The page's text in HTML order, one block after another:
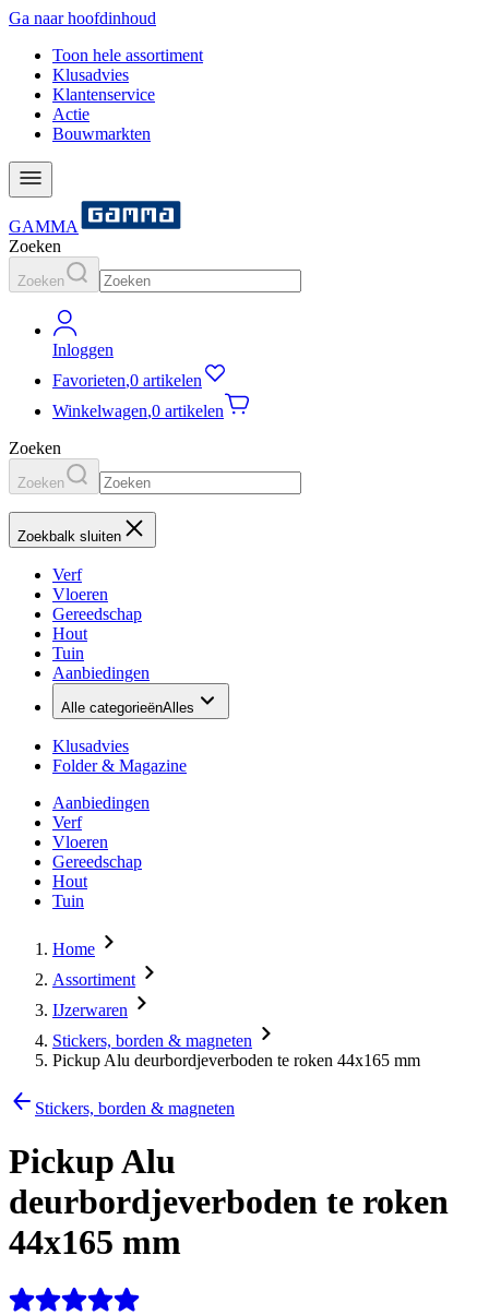
Ga naar hoofdinhoud
Toon hele assortiment
Klusadvies
Klantenservice
Actie
Bouwmarkten
GAMMA
Zoeken
Zoeken
Inloggen
Favorieten,0 artikelen
Winkelwagen,0 artikelen
Zoeken
Zoeken
Zoekbalk sluiten
Verf
Vloeren
Gereedschap
Hout
Tuin
Aanbiedingen
Alle categorieënAlles
Klusadvies
Folder & Magazine
Aanbiedingen
Verf
Vloeren
Gereedschap
Hout
Tuin
Home
Assortiment
IJzerwaren
Stickers, borden & magneten
Pickup Alu deurbordjeverboden te roken 44x165 mm
Stickers, borden & magneten
Pickup Alu
deurbordjeverboden te roken
44x165 mm